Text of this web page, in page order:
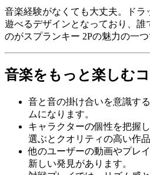
音楽経験がなくても大丈夫。ドラ
遊べるデザインとなっており、誰
のがスプランキー 2Pの魅力の一つ
音楽をもっと楽しむ
音と音の掛け合いを意識す
ムになります。
キャラクターの個性を把握
選ぶとクオリティの高い作品
他のユーザーの動画やプレ
新しい発見があります。